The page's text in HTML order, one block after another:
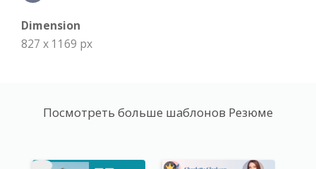
Dimension
827 x 1169 px
Посмотреть больше шаблонов Резюме